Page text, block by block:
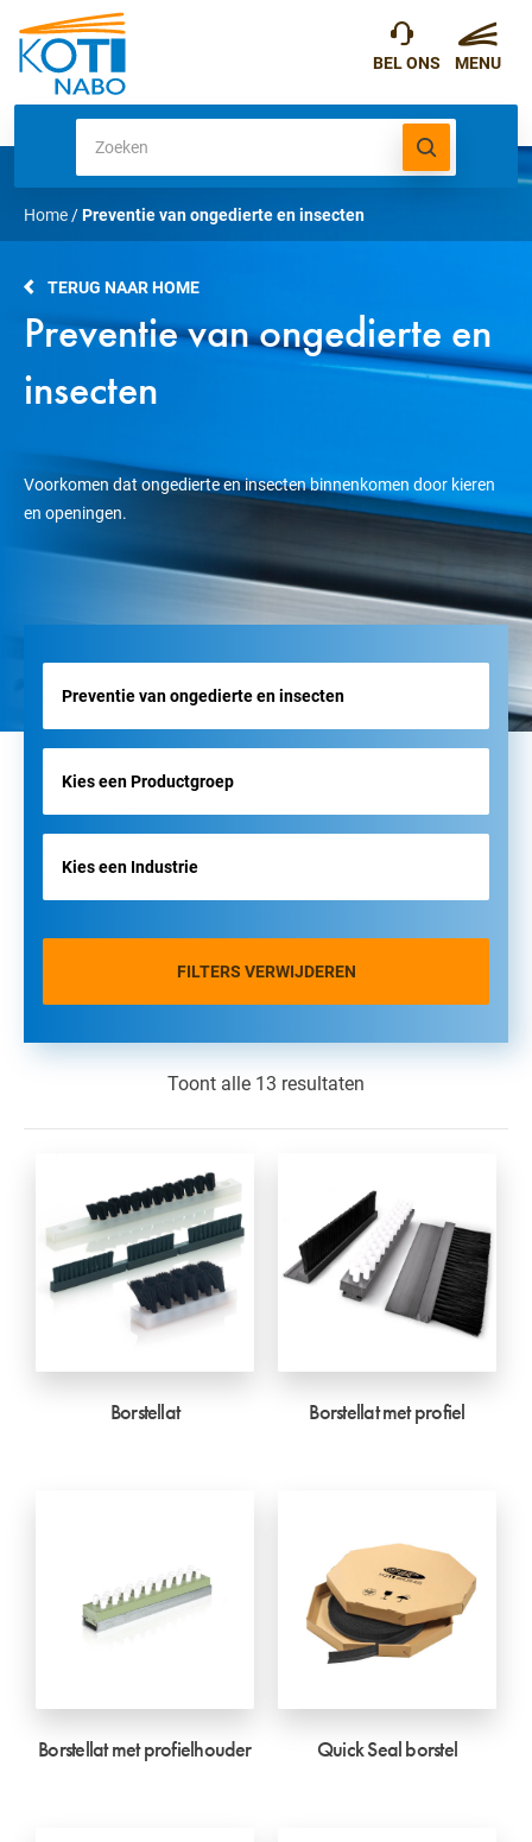
Home /Preventie van ongedierte en insecten
TERUG NAAR HOME
Preventie van ongedierte en
insecten
Voorkomen dat ongedierte en insecten binnenkomen door kieren
en openingen.
FILTERS VERWIJDEREN
Toont alle 13 resultaten
Borstellat Borstellat met profiel
Borstellat met profielhouder Quick Seal borstel